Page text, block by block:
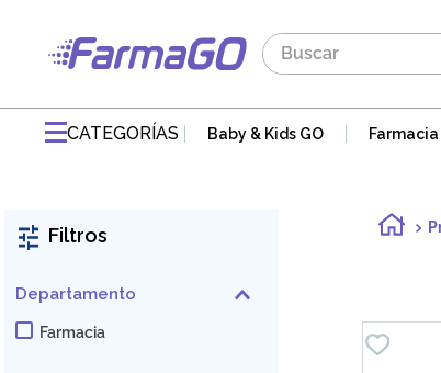
Buscar
CATEGORÍAS Baby & Kids GO Farmacia
Filtros
Departamento
Farmacia
1.
maddre
4.
gaseovet
.